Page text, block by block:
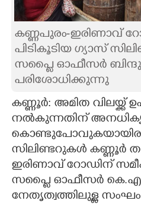
ASTRO
CARTOONS
ZOOM
CONTACT US
കണ്ണപുരം-ഇരിണാവ്
പിടികൂടിയ ഗ്യാസ്
സപ്ലൈ ഓഫീസർ
പരിശോധിക്കുന്നു
കണ്ണൂർ: അമിത വിലയ്ക്ക്
നൽകുന്നതിന്
സിലിണ്ടറുകൾ കണ്ണൂർ
ഇരിണാവ് റോഡിന്
സപ്ലൈ ഓഫീസർ
നേതൃത്വത്തിലുള്ള